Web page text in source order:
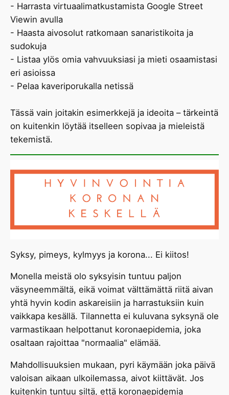
- Harrasta virtuaalimatkustamista Google Street
Viewin avulla
- Haasta aivosolut ratkomaan sanaristikoita ja
sudokuja
- Listaa ylös omia vahvuuksiasi ja mieti osaamistasi
eri asioissa
- Pelaa kaveriporukalla netissä
Tässä vain joitakin esimerkkejä ja ideoita – tärkeintä
on kuitenkin löytää itselleen sopivaa ja mieleistä
tekemistä.
Syksy, pimeys, kylmyys ja korona... Ei kiitos!
Monella meistä olo syksyisin tuntuu paljon
väsyneemmältä, eikä voimat välttämättä riitä aivan
yhtä hyvin kodin askareisiin ja harrastuksiin kuin
vaikkapa kesällä. Tilannetta ei kuluvana syksynä ole
varmastikaan helpottanut koronaepidemia, joka
osaltaan rajoittaa "normaalia" elämää.
Mahdollisuuksien mukaan, pyri käymään joka päivä
valoisan aikaan ulkoilemassa, aivot kiittävät. Jos
kuitenkin tuntuu siltä, että koronaepidemia